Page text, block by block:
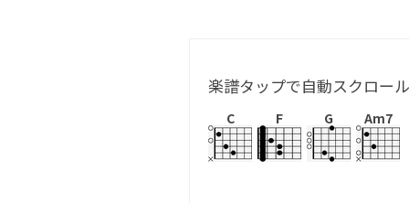
楽譜タップで自動スクロー
C F G Am7